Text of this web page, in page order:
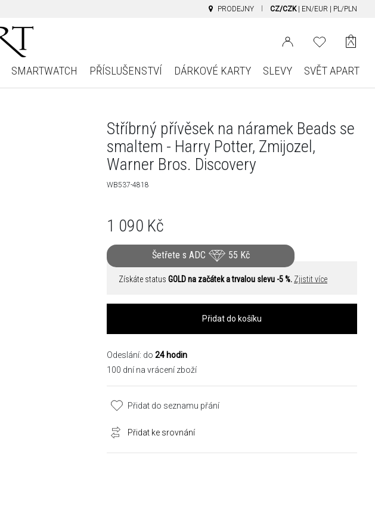
PRODEJNY CZ/CZK EN/EUR PL/PLN
SMARTWATCH PŘÍSLUŠENSTVÍ DÁRKOVÉ KARTY SLEVY SVĚT APART
Stříbrný přívěsek na náramek Beads se
smaltem - Harry Potter, Zmijozel,
Warner Bros. Discovery
WB537-4818
1 090 Kč
Šetřete s ADC 55 Kč
Získáte status GOLD na začátek a trvalou slevu -5 %. Zjistit více
Přidat do košíku
Odeslání: do 24 hodin
100 dní na vrácení zboží
Přidat do seznamu přání
Přidat ke srovnání